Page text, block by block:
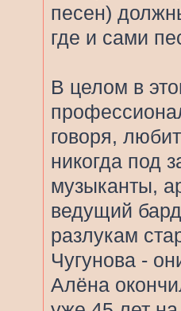
песен)
где и сами
В целом в
говоря,
никогда под
музыканты,
ведущий
разлукам
Чугунова -
Алёна